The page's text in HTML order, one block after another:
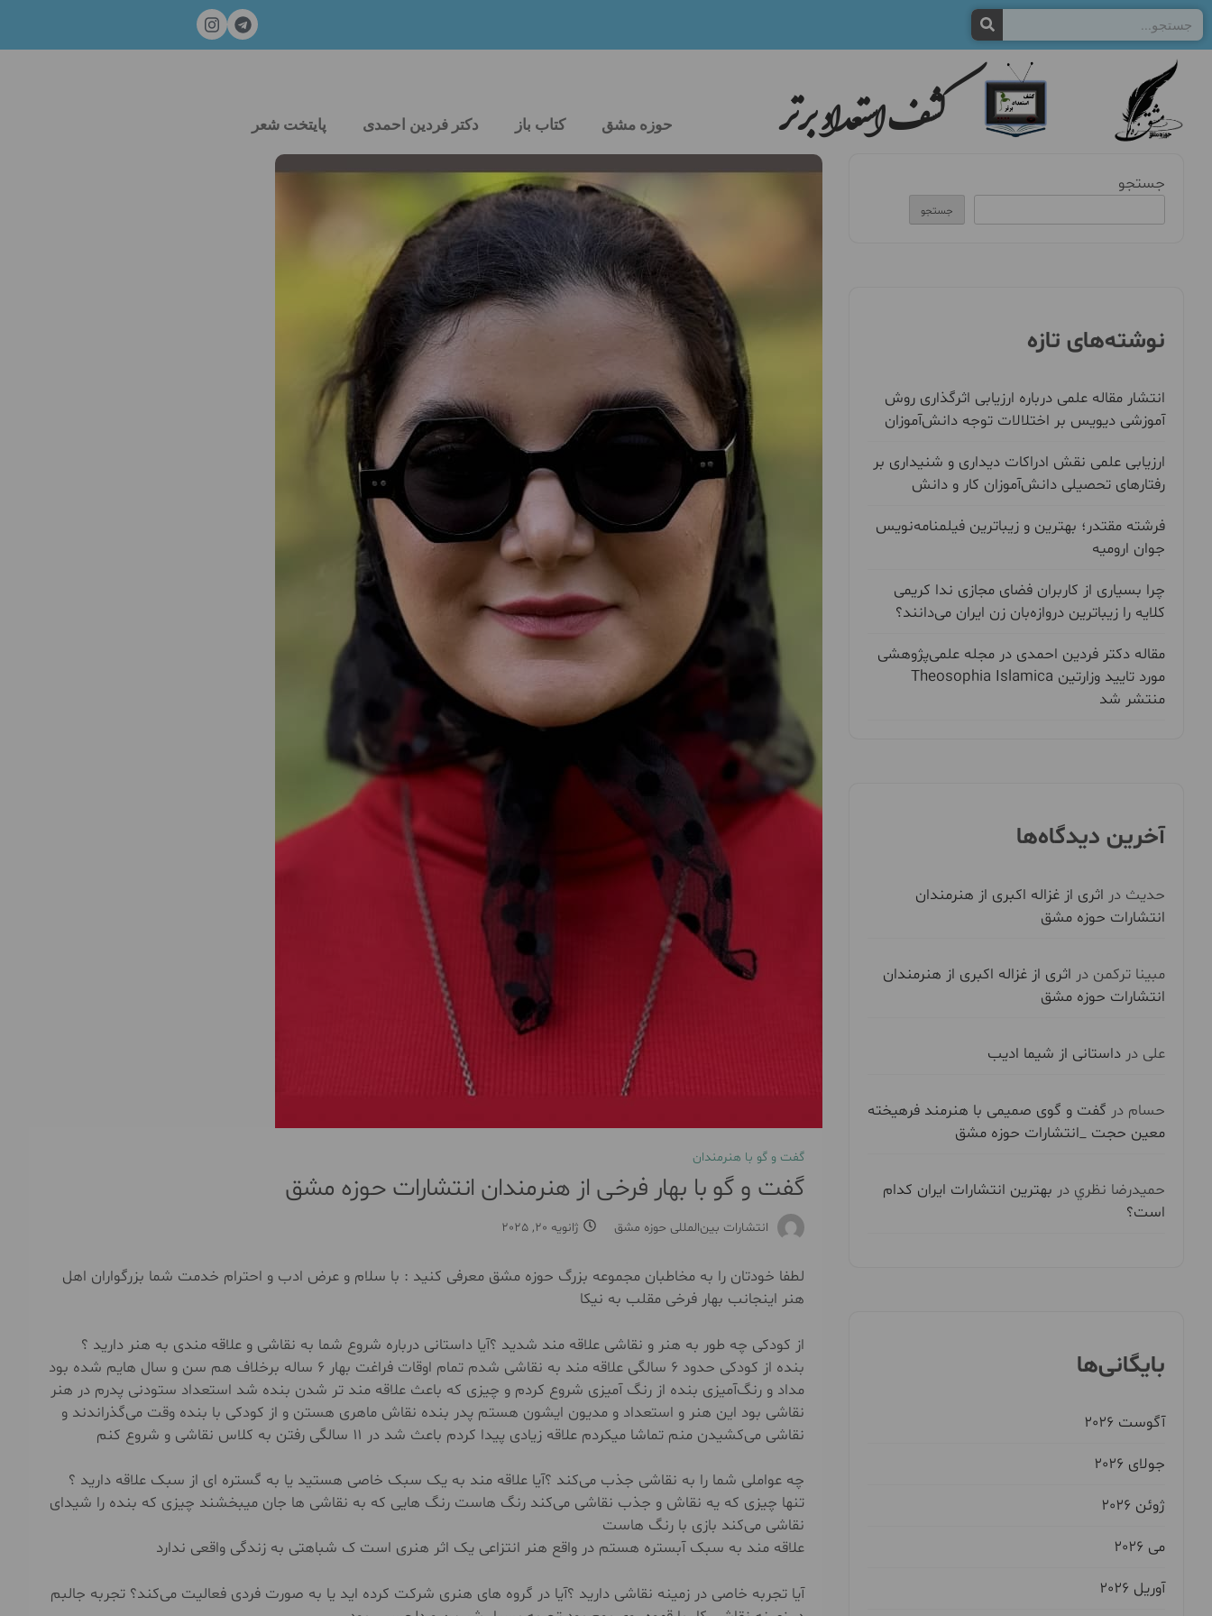
کشف استعداد برتر حوزه مشق کتاب باز دکتر فردین احمدی پایتخت شعر
گفت و گو با هنرمندان
گفت و گو با بهار فرخی از هنرمندان انتشارات حوزه مشق
انتشارات بین‌المللی حوزه مشق ژانویه 20, 2025
لطفا خودتان را به مخاطبان مجموعه بزرگ حوزه مشق معرفی کنید : با سلام و عرض ادب و احترام خدمت شما بزرگواران اهل
هنر اینجانب بهار فرخی مقلب به نیکا
از کودکی چه طور به هنر و نقاشی علاقه مند شدید ؟آیا داستانی درباره شروع شما به نقاشی و علاقه مندی به هنر دارید ؟
بنده از کودکی حدود ۶ سالگی علاقه مند به نقاشی شدم تمام اوقات فراغت بهار ۶ ساله برخلاف هم سن و سال هایم شده بود
مداد و رنگ‌آمیزی بنده از رنگ‌ آمیزی شروع کردم و چیزی که باعث علاقه مند تر شدن بنده شد استعداد ستودنی پدرم در هنر
نقاشی بود این هنر و استعداد و مدیون ایشون هستم پدر بنده نقاش ماهری هستن و از کودکی با بنده وقت می‌گذراندند و
نقاشی می‌کشیدن منم تماشا میکردم علاقه زیادی پیدا کردم باعث شد در ۱۱ سالگی رفتن به کلاس نقاشی و شروع کنم
چه عواملی شما را به نقاشی جذب می‌کند ؟آیا علاقه مند به یک سبک خاصی هستید یا به گستره ای از سبک علاقه دارید ؟
تنها چیزی که یه نقاش و جذب نقاشی می‌کند رنگ هاست رنگ هایی که به نقاشی ها جان میبخشند چیزی که بنده را شیدای
نقاشی می‌کند بازی با رنگ هاست
علاقه مند به سبک آبستره هستم در واقع هنر انتزاعی یک اثر هنری است ک شباهتی به زندگی واقعی ندارد
آیا تجربه خاصی در زمینه نقاشی دارید ؟آیا در گروه های هنری شرکت کرده اید یا به صورت فردی فعالیت می‌کند؟ تجربه جالبم
جستجو
جستجو
نوشته‌های تازه
انتشار مقاله علمی درباره ارزیابی اثرگذاری روش
آموزشی دیویس بر اختلالات توجه دانش‌آموزان
ارزیابی علمی نقش ادراکات دیداری و شنیداری بر
رفتارهای تحصیلی دانش‌آموزان کار و دانش
فرشته مقتدر؛ بهترین و زیباترین فیلمنامه‌نویس
جوان ارومیه
چرا بسیاری از کاربران فضای مجازی ندا کریمی
کلایه را زیباترین دروازه‌بان زن ایران می‌دانند؟
مقاله دکتر فردین احمدی در مجله علمی‌پژوهشی
مورد تایید وزارتین Theosophia Islamica
منتشر شد
آخرین دیدگاه‌ها
حدیث در اثری از غزاله اکبری از هنرمندان
انتشارات حوزه مشق
مبینا ترکمن در اثری از غزاله اکبری از هنرمندان
انتشارات حوزه مشق
علی در داستانی از شیما ادیب
حسام در گفت و گوی صمیمی با هنرمند فرهیخته
معین حجت _انتشارات حوزه مشق
حميدرضا نظري در بهترین انتشارات ایران کدام
است؟
بایگانی‌ها
آگوست 2026
جولای 2026
ژوئن 2026
می 2026
آوریل 2026